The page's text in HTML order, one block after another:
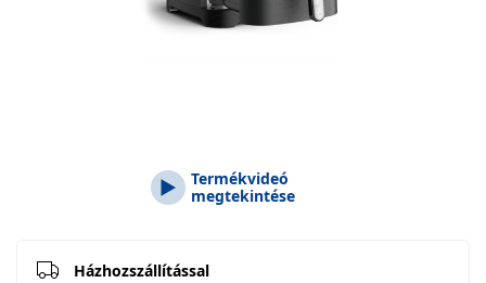
Termékvideó
megtekintése
Házhozszállítással